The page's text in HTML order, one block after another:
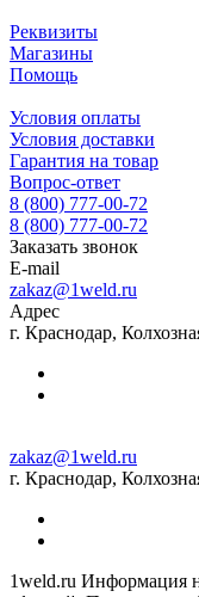
Реквизиты
Магазины
Помощь
Условия оплаты
Условия доставки
Гарантия на товар
Вопрос-ответ
8 (800) 777-00-72
8 (800) 777-00-72
Заказать звонок
E-mail
zakaz@1weld.ru
Адрес
г. Краснодар,
zakaz@1weld.ru
г. Краснодар,
1weld.ru Информация